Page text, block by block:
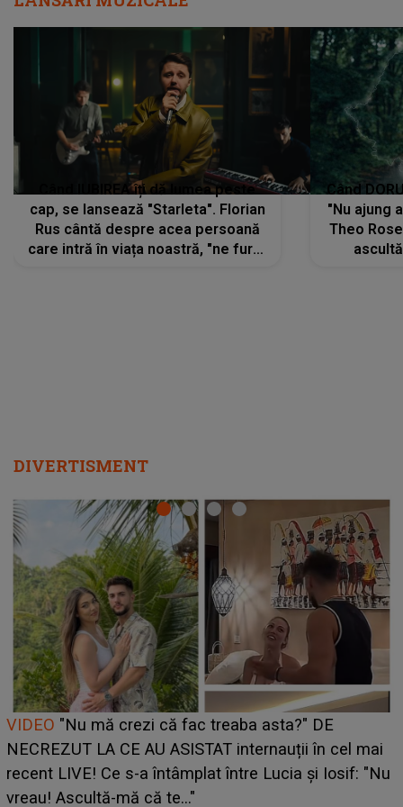
Când IUBIREA îți dă lumea peste
cap, se lansează "Starleta". Florian
Rus cântă despre acea persoană
care intră în viața noastră, "ne fură"
Când
"Nu ajung
Theo
DIVERTISMENT
Cine este Bianca, tânăra clujeancă luată pe scenă la
UNTOLD ONE de Zara Larsson? Aceasta a dezvăluit
ce i-a spus artista suedeză în culise: „Nu am fost
pregătită...”